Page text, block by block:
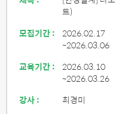
트)
모집기간 : 2026.02.17
~2026.03.06
교육기간 : 2026.03.10
~2026.03.26
강사 :
최경미